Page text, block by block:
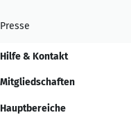
Presse
Hilfe & Kontakt
Mitgliedschaften
Hauptbereiche